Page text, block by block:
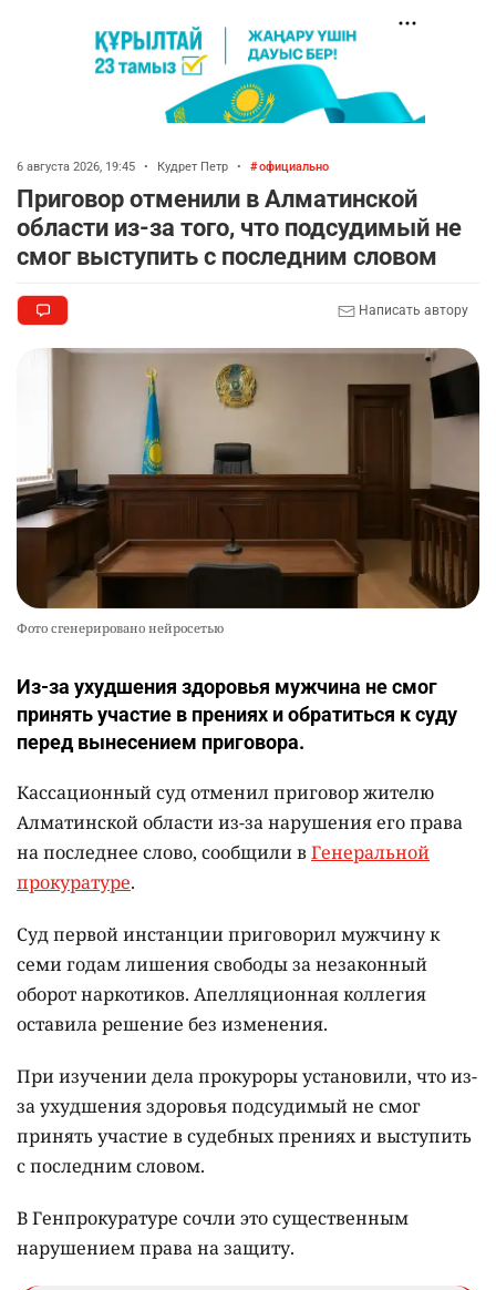
6 августа 2026, 19:45 • Кудрет Петр • официально
Приговор отменили в Алматинской
области из-за того, что подсудимый не
смог выступить с последним словом
Написать автору
Фото сгенерировано нейросетью
Из-за ухудшения здоровья мужчина не смог
принять участие в прениях и обратиться к суду
перед вынесением приговора.
Кассационный суд отменил приговор жителю
Алматинской области из-за нарушения его права
на последнее слово, сообщили вГенеральной
прокуратуре.
Суд первой инстанции приговорил мужчину к
семи годам лишения свободы за незаконный
оборот наркотиков. Апелляционная коллегия
оставила решение без изменения.
При изучении дела прокуроры установили, что из-
за ухудшения здоровья подсудимый не смог
принять участие в судебных прениях и выступить
с последним словом.
В Генпрокуратуре сочли это существенным
нарушением права на защиту.